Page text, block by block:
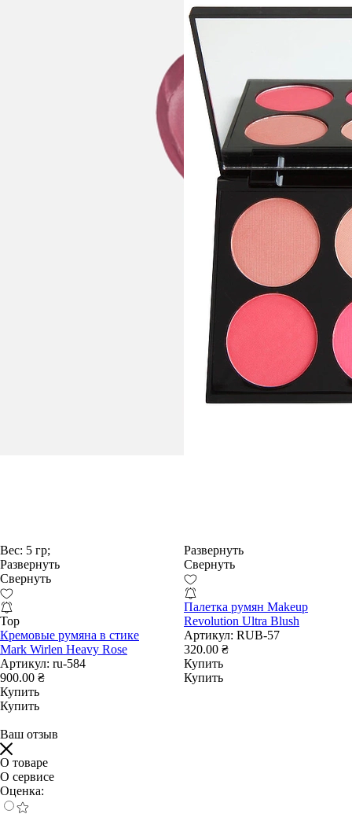
Вес: 5 гр;
Развернуть
Свернуть
Top
Кремовые румяна в стике
Mark Wirlen Heavy Rose
Артикул: ru-584
900.00 ₴
Купить
Купить
Развернуть
Свернуть
Палетка румян Makeup
Revolution Ultra Blush
Артикул: RUB-57
320.00 ₴
Купить
Купить
Ваш отзыв
О товаре
О сервисе
Оценка: